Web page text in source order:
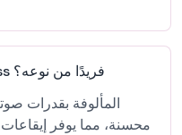
ما الذي يجعل Sprunki Endless فريدًا من نوعه؟
محسنة، مما يوفر